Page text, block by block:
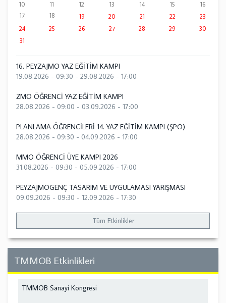
10
11 12 13 14 15
16
17
18 19 20 21 22
23
24
25 26 27 28 29
30
31
16. PEYZAJMO YAZ EĞİTİM KAMPI
19.08.2026 - 09:30 - 29.08.2026 - 17:00
ZMO ÖĞRENCİ YAZ EĞİTİM KAMPI
28.08.2026 - 09:00 - 03.09.2026 - 17:00
PLANLAMA ÖĞRENCİLERİ 14. YAZ EĞİTİM KAMPI (ŞPO)
28.08.2026 - 09:30 - 04.09.2026 - 17:00
MMO ÖĞRENCİ ÜYE KAMPI 2026
31.08.2026 - 09:30 - 05.09.2026 - 17:00
PEYZAJMOGENÇ TASARIM VE UYGULAMASI YARIŞMASI
09.09.2026 - 09:30 - 12.09.2026 - 17:30
Tüm Etkinlikler
TMMOB Etkinlikleri
TMMOB Sanayi Kongresi